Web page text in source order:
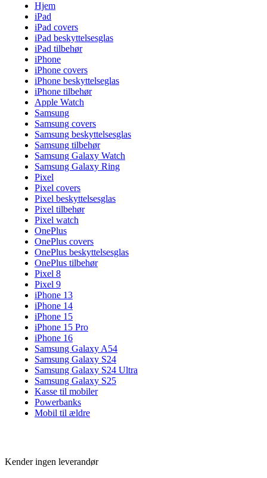
Hjem
iPad
iPad covers
iPad beskyttelsesglas
iPad tilbehør
iPhone
iPhone covers
iPhone beskyttelseglas
iPhone tilbehør
Apple Watch
Samsung
Samsung covers
Samsung beskyttelsesglas
Samsung tilbehør
Samsung Galaxy Watch
Samsung Galaxy Ring
Pixel
Pixel covers
Pixel beskyttelsesglas
Pixel tilbehør
Pixel watch
OnePlus
OnePlus covers
OnePlus beskyttelsesglas
OnePlus tilbehør
Pixel 8
Pixel 9
iPhone 13
iPhone 14
iPhone 15
iPhone 15 Pro
iPhone 16
Samsung Galaxy A54
Samsung Galaxy S24
Samsung Galaxy S24 Ultra
Samsung Galaxy S25
Kasse til mobiler
Powerbanks
Mobil til ældre
Kender ingen leverandør